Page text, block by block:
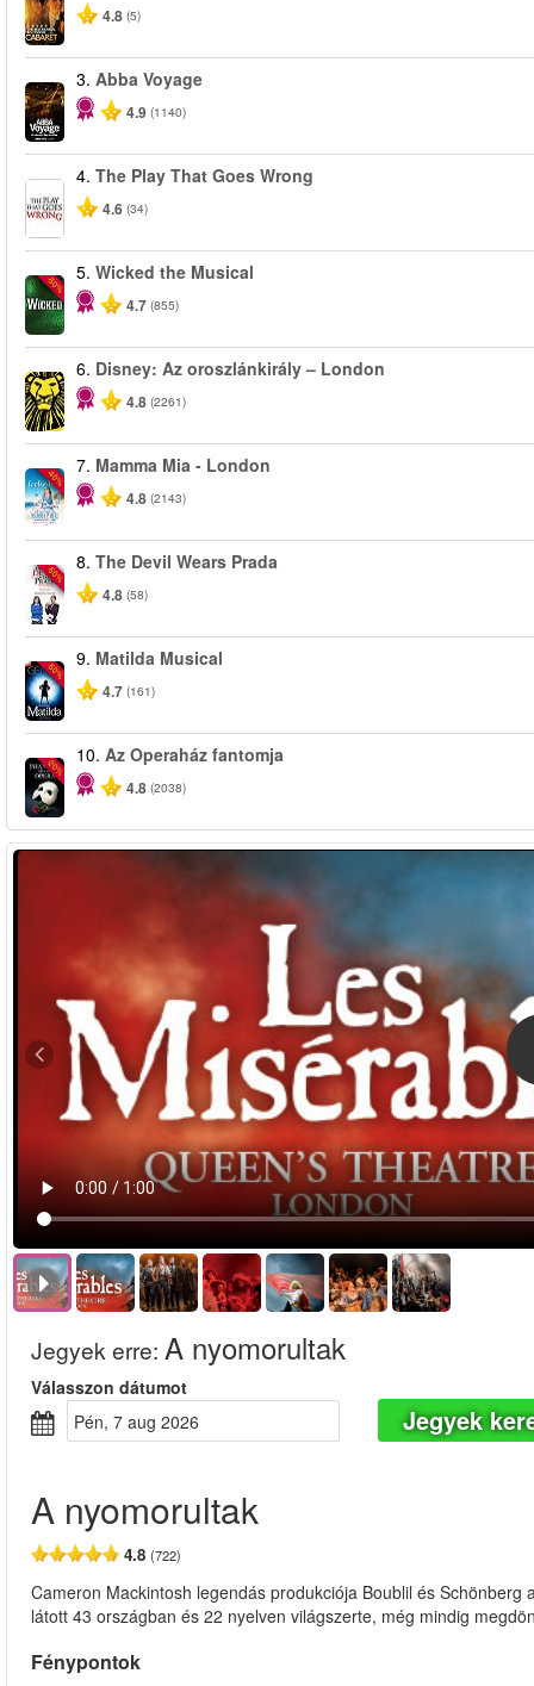
4.8 (5)
3. Abba Voyage
4.9 (1140)
4. The Play That Goes Wrong
4.6 (34)
-50%
5. Wicked the Musical
4.7 (855)
6. Disney: Az oroszlánkirály – London
4.8 (2261)
-40%
7. Mamma Mia - London
4.8 (2143)
-50%
8. The Devil Wears Prada
4.8 (58)
-50%
9. Matilda Musical
4.7 (161)
-20%
10. Az Operaház fantomja
4.8 (2038)
Jegyek erre: A nyomorultak
Válasszon dátumot
pén, 7 aug 2026
Jegyek
A nyomorultak
4.8 (722)
Cameron Mackintosh legendás produkciója Boublil és
látott 43 országban és 22 nyelven világszerte, még mindig
Fénypontok